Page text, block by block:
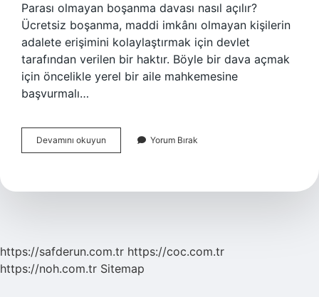
Parası olmayan boşanma davası nasıl açılır?
Ücretsiz boşanma, maddi imkânı olmayan kişilerin
adalete erişimini kolaylaştırmak için devlet
tarafından verilen bir haktır. Böyle bir dava açmak
için öncelikle yerel bir aile mahkemesine
başvurmalı…
Devamını okuyun Boşanma
Davasına
Mı
Yorum Bırak
https://safderun.com.tr https://coc.com.tr
https://noh.com.tr Sitemap